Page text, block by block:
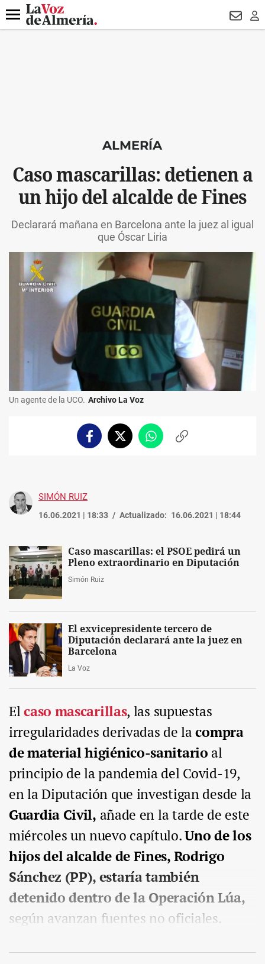
DESTACADO DRON UDA
Menú
ALMERÍA
Caso mascarillas: detienen a
un hijo del alcalde de Fines
Declarará mañana en Barcelona ante la juez al igual
que Óscar Liria
Un agente de la UCO. Archivo La Voz
FacebookTwitterWhatsappCopiar
SIMÓN RUIZ
16.06.2021 | 18:33 Actualizado: 16.06.2021 | 18:44
Caso mascarillas: el PSOE pedirá un
Pleno extraordinario en Diputación
Simón Ruiz
El exvicepresidente tercero de
Diputación declarará ante la juez en
Barcelona
La Voz
Elcaso mascarillas, las supuestas
irregularidades derivadas de lacompra
de material higiénico-sanitario al
principio de la pandemia del Covid-19,
en la Diputación que investigan desde la
Guardia Civil, añade en la tarde de este
miércoles un nuevo capítulo.Uno de los
hijos del alcalde de Fines, Rodrigo
Sánchez (PP), estaría también
detenido dentro de la Operación Lúa,
según avanzan fuentes no oficiales.